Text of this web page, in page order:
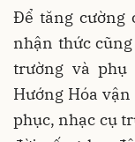
Để tăng cường
nhận thức
trường và phụ
Hướng Hóa
phục, nhạc cụ